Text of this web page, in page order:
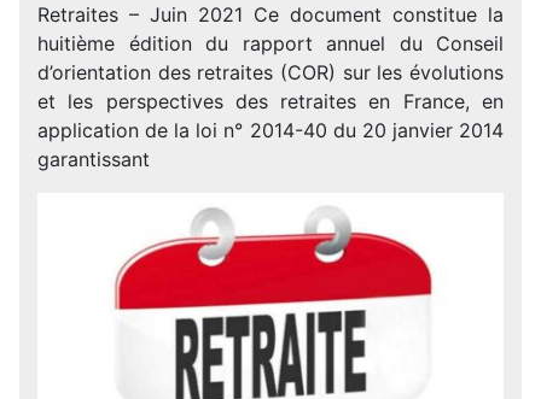
Retraites – Juin 2021 Ce document constitue la
huitième édition du rapport annuel du Conseil
d’orientation des retraites (COR) sur les évolutions
et les perspectives des retraites en France, en
application de la loi n° 2014-40 du 20 janvier 2014
garantissant